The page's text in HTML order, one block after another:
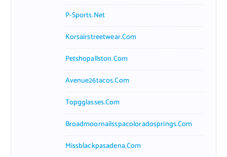
P-Sports.net
Korsairstreetwear.com
Petshopallston.com
Avenue26tacos.com
Topgglasses.com
Broadmoornailsspacoloradosprings.com
Missblackpasadena.com